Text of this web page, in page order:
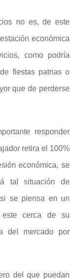
no es, de este
económica
como podría
fiestas patrias o
que de perderse
responder
retira el 100%
económica, se
tal situación de
se piensa en un
cerca de su
del mercado por
del que puedan